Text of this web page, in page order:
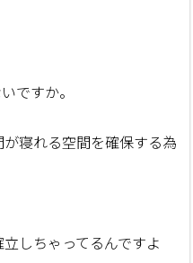
ですか。
寝れる空間を確保する為
しちゃってるんですよ